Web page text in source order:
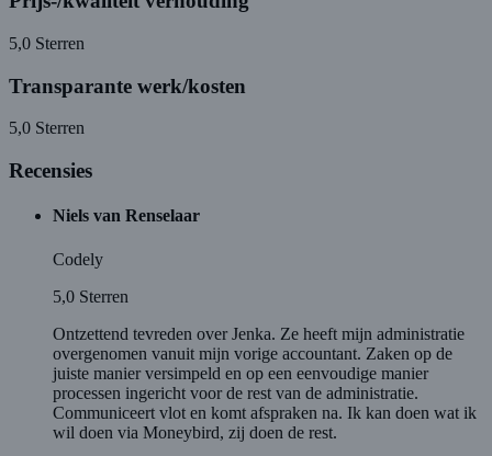
5,0 Sterren
Transparante werk/kosten
5,0 Sterren
Recensies
Niels van Renselaar
Codely
5,0 Sterren
Ontzettend tevreden over Jenka. Ze heeft mijn administratie
overgenomen vanuit mijn vorige accountant. Zaken op de
juiste manier versimpeld en op een eenvoudige manier
processen ingericht voor de rest van de administratie.
Communiceert vlot en komt afspraken na. Ik kan doen wat ik
wil doen via Moneybird, zij doen de rest.